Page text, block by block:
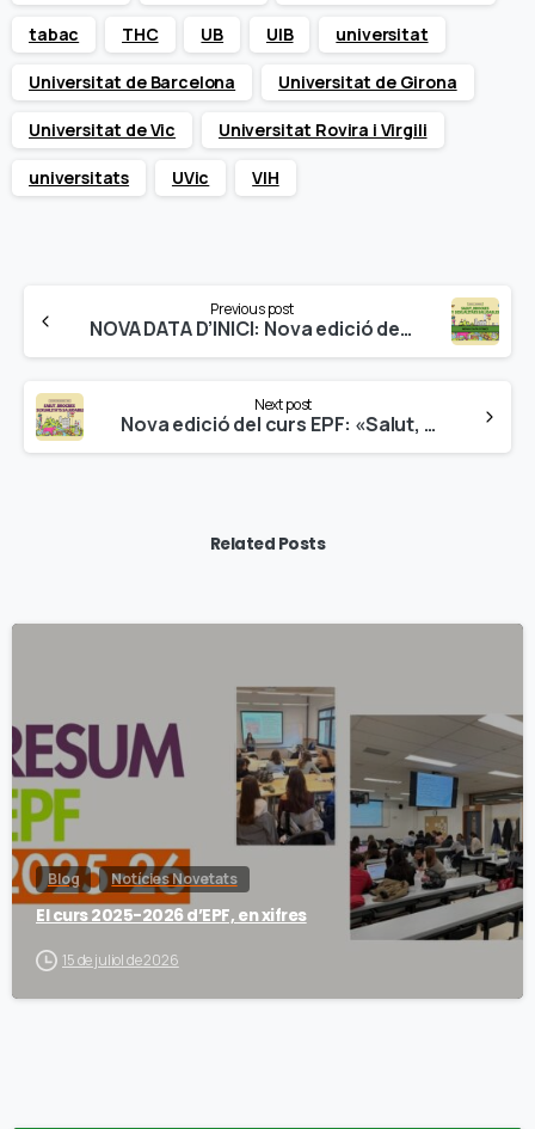
tabac THC UB UIB universitat
Universitat de Barcelona Universitat de Girona
Universitat de Vic Universitat Rovira i Virgili
universitats UVic VIH
Reading
Previous post
NOVA DATA D’INICI: Nova edició del curs EPF: “Salut, Drogues i Sexualitats Saludables” a la UB – Campus Mundet
Next post
Nova edició del curs EPF: «Salut, Drogues i Sexualitats Saludables» a la Universitat de Lleida
Related Posts
Blog Notícies Novetats
El curs 2025-2026 d’EPF, en xifres
15 de juliol de 2026